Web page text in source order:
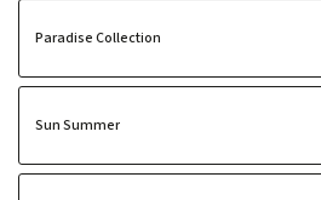
Paradise Collection
Sun Summer